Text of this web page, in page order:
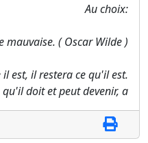
Au choix:
( Oscar Wilde )
est, il restera ce qu'il est.
doit et peut devenir, a